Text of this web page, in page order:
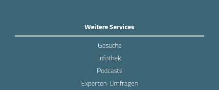
Weitere Services
Gesuche
Infothek
Podcasts
Experten-Umfragen